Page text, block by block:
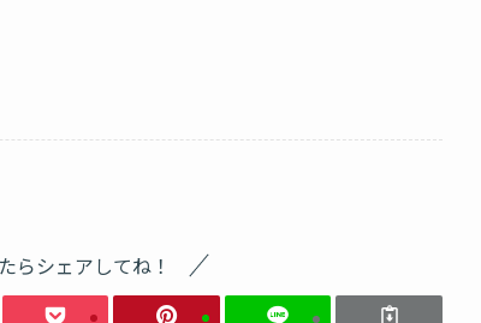
らシェアしてね！